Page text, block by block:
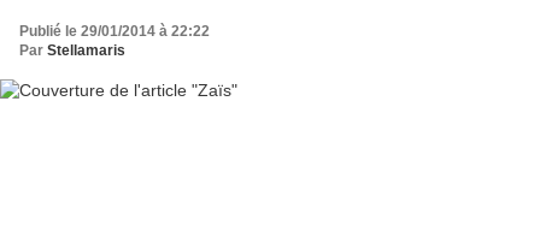
Publié le 29/01/2014 à 22:22
Par Stellamaris